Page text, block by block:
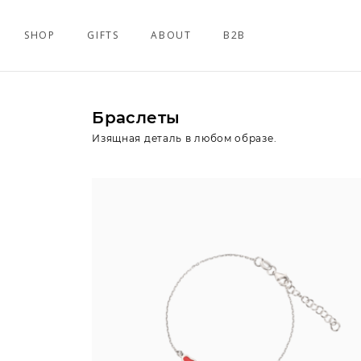
SHOP GIFTS ABOUT B2B
Браслеты
Изящная деталь в любом образе.